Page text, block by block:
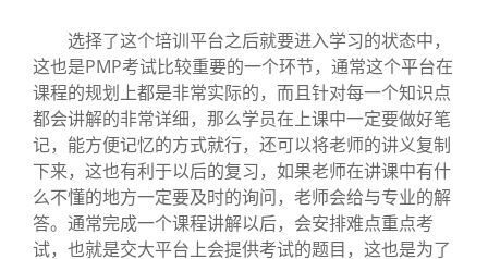
选择了这个培训平台之后就要进入学习的状态中，
这也是PMP考试比较重要的一个环节，通常这个平台在
课程的规划上都是非常实际的，而且针对每一个知识点
都会讲解的非常详细，那么学员在上课中一定要做好笔
记，能方便记忆的方式就行，还可以将老师的讲义复制
下来，这也有利于以后的复习，如果老师在讲课中有什
么不懂的地方一定要及时的询问，老师会给与专业的解
答。通常完成一个课程讲解以后，会安排难点重点考
试，也就是交大平台上会提供考试的题目，这也是为了